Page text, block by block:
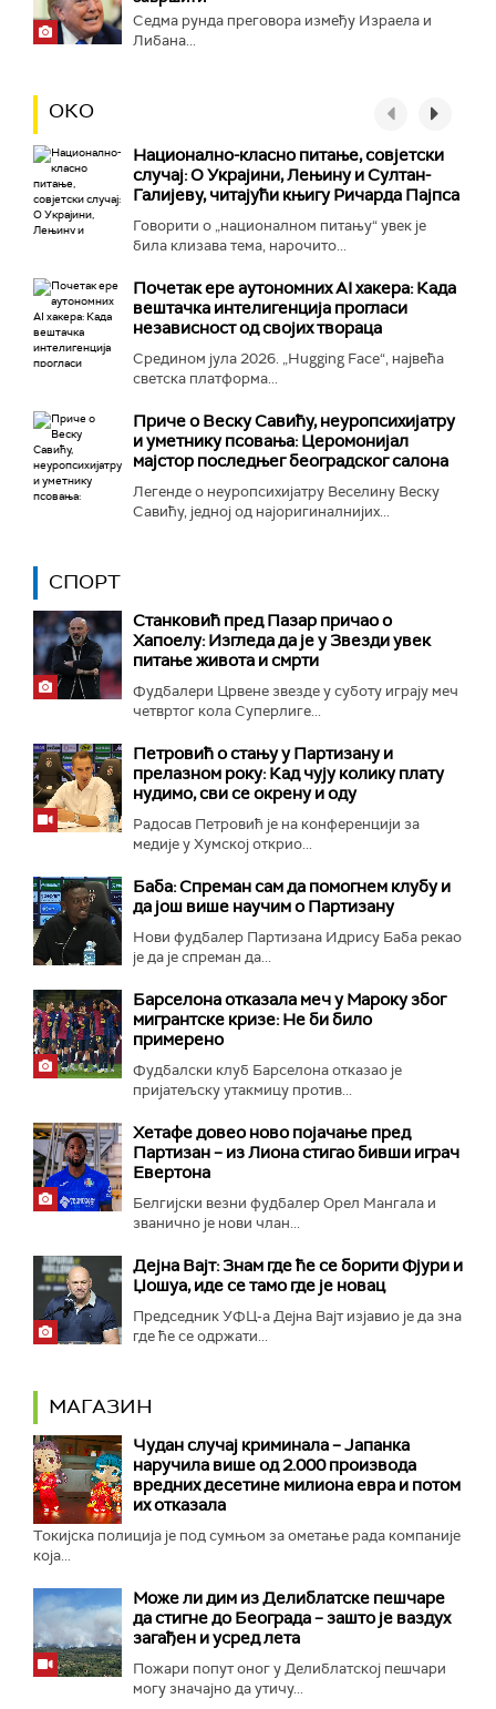
Седма рунда преговора између Израела и
Либана...
ОКО
Национално-класнo питање, совјетски
случај: О Украјини, Лењину и Султан-
Галијеву, читајући књигу Ричарда Пајпса
Говорити о „националном питању“ увек је
била клизава тема, нарочито...
Почетак ере аутономних AI хакера: Када
вештачка интелигенција прогласи
независност од својих твораца
Средином јула 2026. „Hugging Face“, највећа
светска платформа...
Приче о Веску Савићу, неуропсихијатру
и уметнику псовања: Церомонијал
мајстор последњег београдског салона
Легенде о неуропсихијатру Веселину Веску
Савићу, једној од најоригиналнијих...
СПОРТ
Станковић пред Пазар причао о
Хапоелу: Изгледа да је у Звезди увек
питање живота и смрти
Фудбалери Црвене звезде у суботу играју меч
четвртог кола Суперлиге...
Петровић о стању у Партизану и
прелазном року: Кад чују колику плату
нудимо, сви се окрену и оду
Радосав Петровић је на конференцији за
медије у Хумској открио...
Баба: Спреман сам да помогнем клубу и
да још више научим о Партизану
Нови фудбалер Партизана Идрису Баба рекао
је да је спреман да...
Барселона отказала меч у Мароку због
мигрантске кризе: Не би било
примерено
Фудбалски клуб Барселона отказао је
пријатељску утакмицу против...
Хетафе довео ново појачање пред
Партизан – из Лиона стигао бивши играч
Евертона
Белгијски везни фудбалер Орел Мангала и
званично је нови члан...
Дејна Вајт: Знам где ће се борити Фјури и
Џошуа, иде се тамо где је новац
Председник УФЦ-а Дејна Вајт изјавио је да зна
где ће се одржати...
МАГАЗИН
Чудан случај криминала – Јапанка
наручила више од 2.000 производа
вредних десетине милиона евра и потом
их отказала
Токијска полиција је под сумњом за ометање рада компаније
која...
Може ли дим из Делиблатске пешчаре
да стигне до Београда – зашто је ваздух
загађен и усред лета
Пожари попут оног у Делиблатској пешчари
могу значајно да утичу...